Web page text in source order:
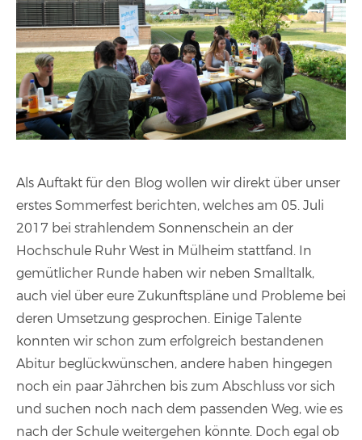
Als Auftakt für den Blog wollen wir direkt über unser
erstes Sommerfest berichten, welches am 05. Juli
2017 bei strahlendem Sonnenschein an der
Hochschule Ruhr West in Mülheim stattfand. In
gemütlicher Runde haben wir neben Smalltalk,
auch viel über eure Zukunftspläne und Probleme bei
deren Umsetzung gesprochen. Einige Talente
konnten wir schon zum erfolgreich bestandenen
Abitur beglückwünschen, andere haben hingegen
noch ein paar Jährchen bis zum Abschluss vor sich
und suchen noch nach dem passenden Weg, wie es
nach der Schule weitergehen könnte. Doch egal ob